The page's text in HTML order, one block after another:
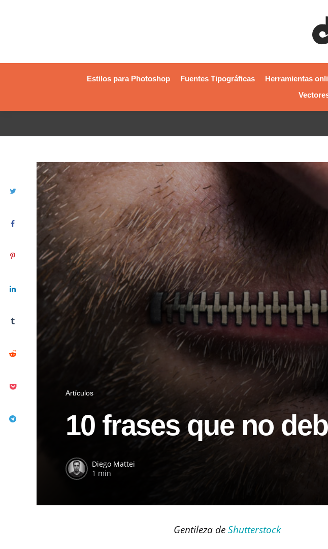
Estilos para Photoshop Fuentes Tipográficas Herramientas
Artículos
10 frases que no
Diego Mattei
1 min
Gentileza deShutterstock